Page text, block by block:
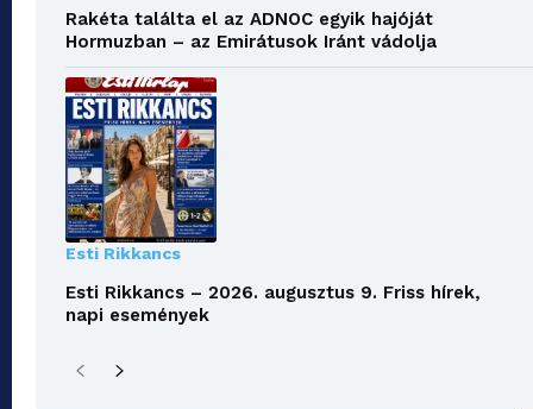
Rakéta találta el az ADNOC egyik hajóját
Hormuzban – az Emirátusok Iránt vádolja
Esti Rikkancs
Esti Rikkancs – 2026. augusztus 9. Friss hírek,
napi események